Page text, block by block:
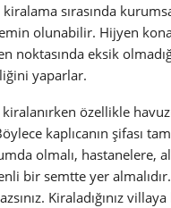
sırasında
olunabilir. Hijyen
noktasında eksik
yaparlar.
özellikle
kaplıcanın şifası
olmalı, hastanelere,
bir semtte yer
Kiraladığınız